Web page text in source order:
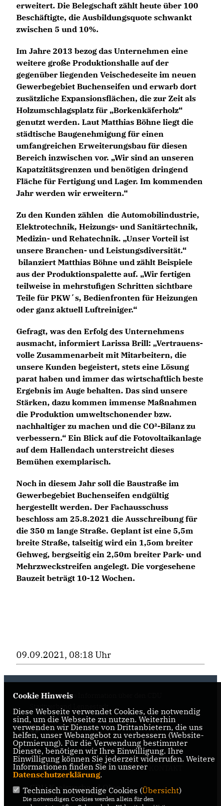
erweitert. Die Belegschaft zählt heute über 100
Beschäftigte, die Ausbildungsquote schwankt
zwischen 5 und 10%.
Im Jahre 2013 bezog das Unternehmen eine
weitere große Produktionshalle auf der
gegenüber liegenden Veischedeseite im neuen
Gewerbegebiet Buchenseifen und erwarb dort
zusätzliche Expansionsflächen, die zur Zeit als
Holzumschlagsplatz für „Borkenkäferholz“
genutzt werden. Laut Matthias Böhne liegt die
städtische Baugenehmigung für einen
umfangreichen Erweiterungsbau für diesen
Bereich inzwischen vor. „Wir sind an unseren
Kapatzitätsgrenzen und benötigen dringend
Fläche für Fertigung und Lager. Im kommenden
Jahr werden wir erweitern.“
Zu den Kunden zählen die Automobilindustrie,
Elektrotechnik, Heizungs- und Sanitärtechnik,
Medizin- und Rehatechnik. „Unser Vorteil ist
unsere Branchen- und Leistungsdiversität.“
bilanziert Matthias Böhne und zählt Beispiele
aus der Produktionspalette auf. „Wir fertigen
teilweise in mehrstufigen Schritten sichtbare
Teile für PKW´s, Bedienfronten für Heizungen
oder ganz aktuell Luftreiniger.“
Gefragt, was den Erfolg des Unternehmens
ausmacht, informiert Larissa Brill: „Vertrauens-
volle Zusammenarbeit mit Mitarbeitern, die
unsere Kunden begeistert, stets eine Lösung
parat haben und immer das wirtschaftlich beste
Ergebnis im Auge behalten. Das sind unsere
Stärken, dazu kommen immense Maßnahmen
die Produktion umweltschonender bzw.
nachhaltiger zu machen und die CO²-Bilanz zu
verbessern.“ Ein Blick auf die Fotovoltaikanlage
auf dem Hallendach unterstreicht dieses
Bemühen exemplarisch.
Noch in diesem Jahr soll die Baustraße im
Gewerbegebiet Buchenseifen endgültig
hergestellt werden. Der Fachausschuss
beschloss am 25.8.2021 die Ausschreibung für
die 350 m lange Straße. Geplant ist eine 5,5m
breite Straße, talseitig wird ein 1,5om breiter
Gehweg, bergseitig ein 2,50m breiter Park- und
Mehrzweckstreifen angelegt. Die vorgesehene
Bauzeit beträgt 10-12 Wochen.
09.09.2021, 08:18 Uhr
Hier finden Sie Information über den CDU
Stadtverband Lennestadt
IMPRESSUM DATENSCHUTZ
CDU Kreisverband Olpe
Cookie Hinweis
Diese Webseite verwendet Cookies, die notwendig
sind, um die Webseite zu nutzen. Weiterhin
verwenden wir Dienste von Drittanbietern, die uns
helfen, unser Webangebot zu verbessern (Website-
Optmierung). Für die Verwendung bestimmter
Dienste, benötigen wir Ihre Einwilligung. Ihre
Einwilligung können Sie jederzeit widerrufen. Weitere
Informationen finden Sie in unserer
Datenschutzerklärung.
Technisch notwendige Cookies (Übersicht)
Die notwendigen Cookies werden allein für den